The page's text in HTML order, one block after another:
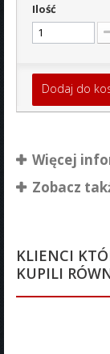
Ilość
Dodaj do
Więcej
Zobacz
KLIENCI
KUPILI